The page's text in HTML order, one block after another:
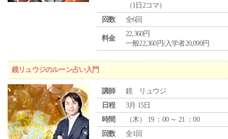
（1日2コマ）
回数
全6回
料金
22,360円
一般22,360円/入学者20,090円
鏡リュウジのルーン占い入門
講師
鏡 リュウジ
日程
3月 15日
時間
（木） 19 ：00 ～ 21 ：00
回数
全1回